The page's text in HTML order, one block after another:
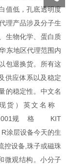
值低，孔底透明度
理产品涉及分子生
生物化学、蛋白质
东地区代理范围内
包退换货。所有这
供应体系以及稳定
的稳定性。 中文名
货） 英文名称
规 格 KIT
涂层设备今天的生
控设备,珠子或磁珠
微观结构。小分子